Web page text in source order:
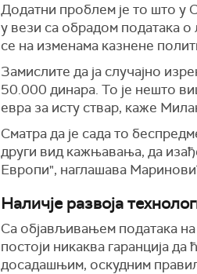
Додатни проблем је то што у
у вези са обрадом података о
се на изменама казнене
Замислите да ја случајно
50.000 динара. То је нешто
евра за исту ствар, каже
Сматра да је сада то
други вид кажњавања, да
Европи", наглашава
Наличје развоја
Са објављивањем података
постоји никаква гаранција
досадашњим, оскудним